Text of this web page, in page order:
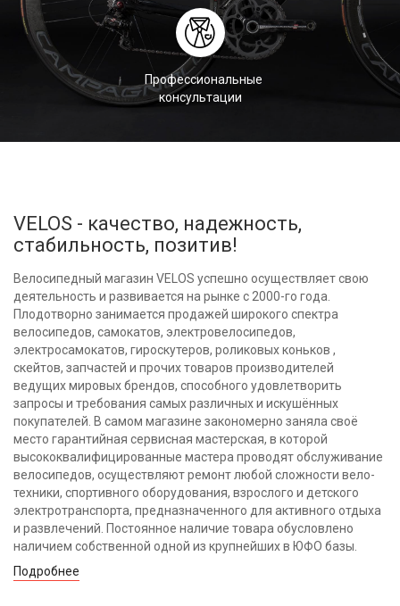
Профессиональные
консультации
VELOS - качество, надежность,
стабильность, позитив!
Велосипедный магазин VELOS успешно осуществляет свою
деятельность и развивается на рынке с 2000-го года.
Плодотворно занимается продажей широкого спектра
велосипедов, самокатов, электровелосипедов,
электросамокатов, гироскутеров, роликовых коньков ,
скейтов, запчастей и прочих товаров производителей
ведущих мировых брендов, способного удовлетворить
запросы и требования самых различных и искушённых
покупателей. В самом магазине закономерно заняла своё
место гарантийная сервисная мастерская, в которой
высококвалифицированные мастера проводят обслуживание
велосипедов, осуществляют ремонт любой сложности вело-
техники, спортивного оборудования, взрослого и детского
электротранспорта, предназначенного для активного отдыха
и развлечений. Постоянное наличие товара обусловлено
наличием собственной одной из крупнейших в ЮФО базы.
Подробнее